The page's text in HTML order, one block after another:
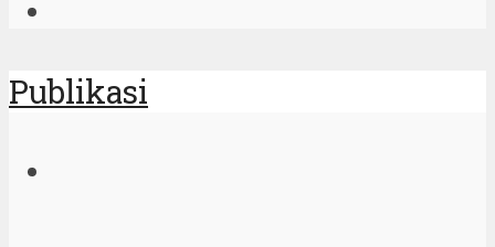
Publikasi